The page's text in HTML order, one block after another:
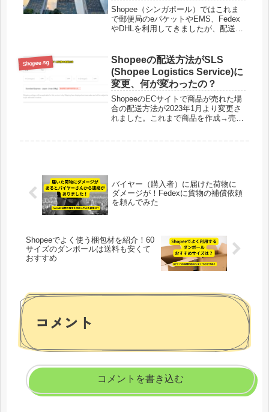
Shopee（シンガポール）ではこれま
で郵便局のeパケットやEMS、Fedex
やDHLを利用してきましたが、配送方
府は、シンガポールへの輸入時に発生
するGST（商品・サー...
Shopee.sg
Shopeeの配送方法がSLS
(Shopee Logistics Service)に
変更、何が変わったの？
ShopeeのECサイトで商品が売れた場
合の配送方法が2023年1月より変更さ
れました。これまで商品を作成→売れ
バイヤー（購入者）に届けた荷物に
ダメージが！Fedexに貨物の補償依頼
を頼んでみた
Shopeeでよく使う梱包材を紹介！60
サイズのダンボールは送料も安くて
おすすめ
コメント
コメントを書き込む